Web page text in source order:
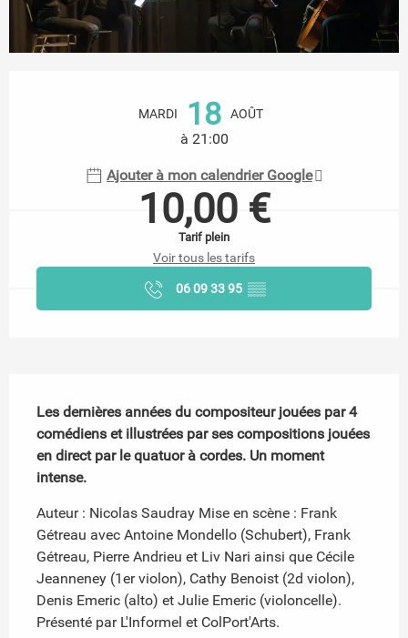
MARDI 18 AOÛT
à 21:00
Ajouter à mon calendrier Google
10,00 €
Tarif plein
Voir tous les tarifs
06 09 33 95 ▒▒
Les dernières années du compositeur jouées par 4
comédiens et illustrées par ses compositions jouées
en direct par le quatuor à cordes. Un moment
intense.
Auteur : Nicolas Saudray Mise en scène : Frank
Gétreau avec Antoine Mondello (Schubert), Frank
Gétreau, Pierre Andrieu et Liv Nari ainsi que Cécile
Jeanneney (1er violon), Cathy Benoist (2d violon),
Denis Emeric (alto) et Julie Emeric (violoncelle).
Présenté par L'Informel et ColPort'Arts.